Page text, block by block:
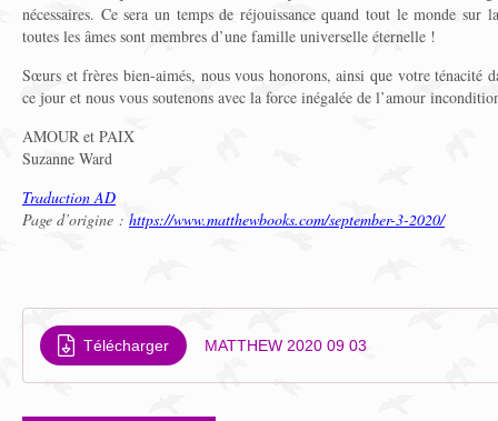
nécessaires. Ce sera un temps de réjouissance quand tout le monde sur
toutes les âmes sont membres d’une famille universelle éternelle !
Sœurs et frères bien-aimés, nous vous honorons, ainsi que votre ténacité
ce jour et nous vous soutenons avec la force inégalée de l’amour
AMOUR et PAIX
Suzanne Ward
Traduction AD
Page d’origine : https://www.matthewbooks.com/september-3-2020/
Télécharger MATTHEW 2020 09 03